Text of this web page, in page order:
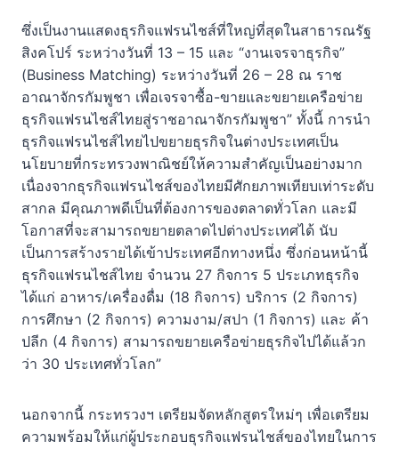
ซึ่งเป็นงานแสดงธุรกิจแฟรนไชส์ที่ใหญ่ที่สุดในสาธารณรัฐ
สิงคโปร์ ระหว่างวันที่ 13 – 15 และ “งานเจรจาธุรกิจ”
(Business Matching) ระหว่างวันที่ 26 – 28 ณ ราช
อาณาจักรกัมพูชา เพื่อเจรจาซื้อ-ขายและขยายเครือข่าย
ธุรกิจแฟรนไชส์ไทยสู่ราชอาณาจักรกัมพูชา” ทั้งนี้ การนำ
ธุรกิจแฟรนไชส์ไทยไปขยายธุรกิจในต่างประเทศเป็น
นโยบายที่กระทรวงพาณิชย์ให้ความสำคัญเป็นอย่างมาก
เนื่องจากธุรกิจแฟรนไชส์ของไทยมีศักยภาพเทียบเท่าระดับ
สากล มีคุณภาพดีเป็นที่ต้องการของตลาดทั่วโลก และมี
โอกาสที่จะสามารถขยายตลาดไปต่างประเทศได้ นับ
เป็นการสร้างรายได้เข้าประเทศอีกทางหนึ่ง ซึ่งก่อนหน้านี้
ธุรกิจแฟรนไชส์ไทย จำนวน 27 กิจการ 5 ประเภทธุรกิจ
ได้แก่ อาหาร/เครื่องดื่ม (18 กิจการ) บริการ (2 กิจการ)
การศึกษา (2 กิจการ) ความงาม/สปา (1 กิจการ) และ ค้า
ปลีก (4 กิจการ) สามารถขยายเครือข่ายธุรกิจไปได้แล้วก
ว่า 30 ประเทศทั่วโลก”
นอกจากนี้ กระทรวงฯ เตรียมจัดหลักสูตรใหม่ๆ เพื่อเตรียม
ความพร้อมให้แก่ผู้ประกอบธุรกิจแฟรนไชส์ของไทยในการ